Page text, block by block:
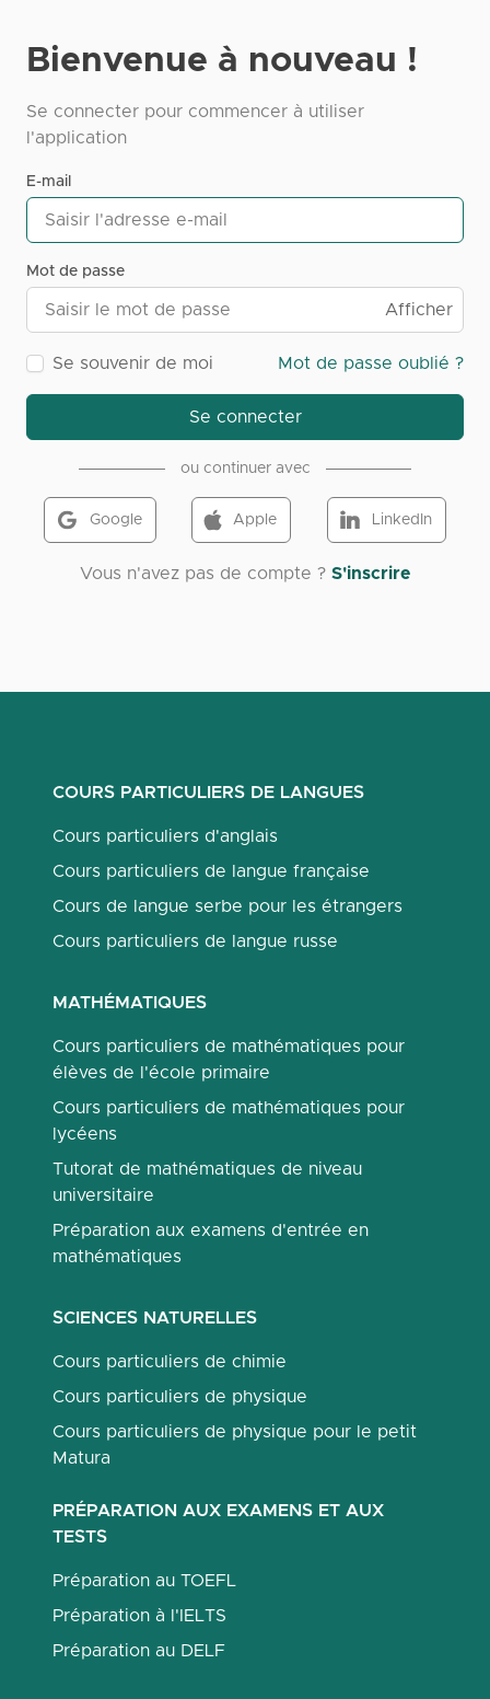
Bienvenue à nouveau !
Se connecter pour commencer à utiliser
l'application
E-mail
Mot de passe
Afficher
Se souvenir de moi Mot de passe oublié ?
Se connecter
ou continuer avec
Google Apple LinkedIn
Vous n'avez pas de compte ? S'inscrire
COURS PARTICULIERS DE LANGUES
Cours particuliers d'anglais
Cours particuliers de langue française
Cours de langue serbe pour les étrangers
Cours particuliers de langue russe
MATHÉMATIQUES
Cours particuliers de mathématiques pour
élèves de l'école primaire
Cours particuliers de mathématiques pour
lycéens
Tutorat de mathématiques de niveau
universitaire
Préparation aux examens d'entrée en
mathématiques
SCIENCES NATURELLES
Cours particuliers de chimie
Cours particuliers de physique
Cours particuliers de physique pour le petit
Matura
PRÉPARATION AUX EXAMENS ET AUX
TESTS
Préparation au TOEFL
Préparation à l'IELTS
Préparation au DELF